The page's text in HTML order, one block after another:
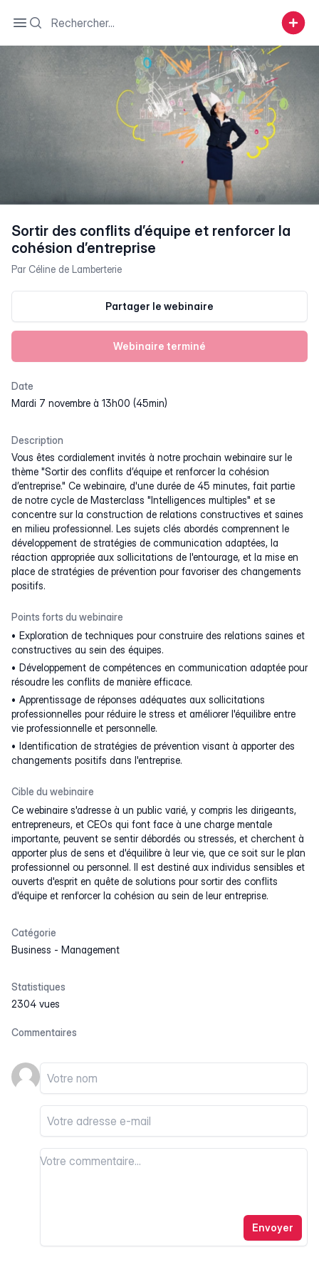
Open sidebar
Search
Sortir des conflits d’équipe et renforcer la
cohésion d’entreprise
Par Céline de Lamberterie
Partager le webinaire
Webinaire terminé
Date
mardi 7 novembre à 13h00 (45min)
Description
Vous êtes cordialement invités à notre prochain webinaire sur le
thème "Sortir des conflits d’équipe et renforcer la cohésion
d’entreprise." Ce webinaire, d'une durée de 45 minutes, fait partie
de notre cycle de Masterclass "Intelligences multiples" et se
concentre sur la construction de relations constructives et saines
en milieu professionnel. Les sujets clés abordés comprennent le
développement de stratégies de communication adaptées, la
réaction appropriée aux sollicitations de l'entourage, et la mise en
place de stratégies de prévention pour favoriser des changements
positifs.
Points forts du webinaire
Exploration de techniques pour construire des relations saines et
constructives au sein des équipes.
Développement de compétences en communication adaptée pour
résoudre les conflits de manière efficace.
Apprentissage de réponses adéquates aux sollicitations
professionnelles pour réduire le stress et améliorer l'équilibre entre
vie professionnelle et personnelle.
Identification de stratégies de prévention visant à apporter des
changements positifs dans l'entreprise.
Cible du webinaire
Ce webinaire s'adresse à un public varié, y compris les dirigeants,
entrepreneurs, et CEOs qui font face à une charge mentale
importante, peuvent se sentir débordés ou stressés, et cherchent à
apporter plus de sens et d'équilibre à leur vie, que ce soit sur le plan
professionnel ou personnel. Il est destiné aux individus sensibles et
ouverts d'esprit en quête de solutions pour sortir des conflits
d'équipe et renforcer la cohésion au sein de leur entreprise.
Catégorie
Business - Management
Statistiques
2304 vues
Commentaires
Votre nom
Votre email
Votre commentaire
Votre commentaire
Envoyer